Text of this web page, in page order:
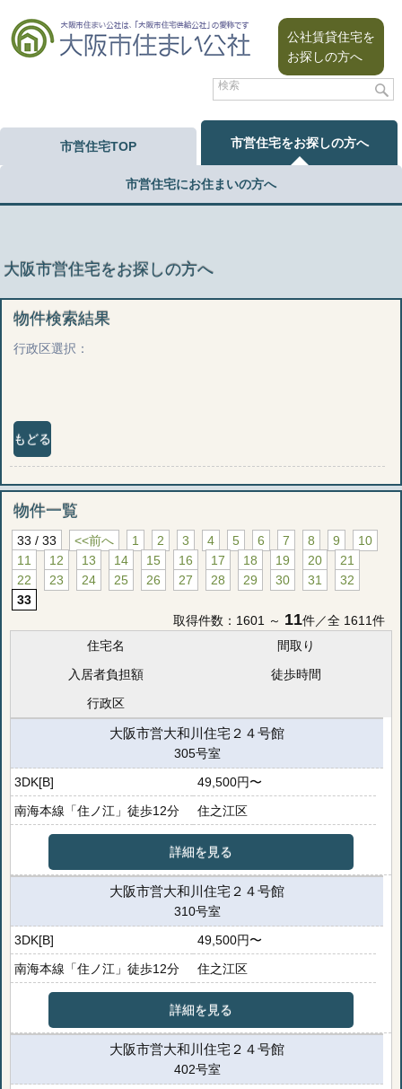
公社賃貸住宅を
お探しの方へ
市営住宅TOP 市営住宅をお探しの方へ
市営住宅にお住まいの方へ
大阪市営住宅をお探しの方へ
物件検索結果
行政区選択：
もどる
物件一覧
33 / 33 <<前へ 1 2 3 4 5 6 7 8 9
10
11
12 13 14 15 16 17 18 19 20
21
22
23 24 25 26 27 28 29 30 31
32
33
取得件数：1601 ～ 11件／全 1611件
住宅名
間取り
入居者負担額
徒歩時間
行政区
大阪市営大和川住宅２４号館
305号室
3DK[B]
49,500円〜
南海本線「住ノ江」徒歩12分
住之江区
詳細を見る
大阪市営大和川住宅２４号館
310号室
3DK[B]
49,500円〜
南海本線「住ノ江」徒歩12分
住之江区
詳細を見る
大阪市営大和川住宅２４号館
402号室